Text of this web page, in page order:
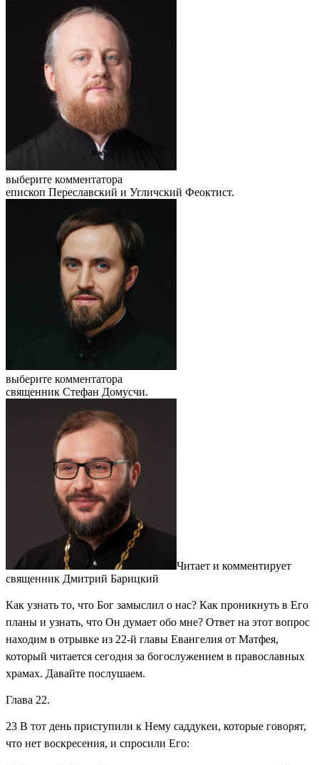
выберите комментатора
епископ Переславский и Угличский Феоктист.
выберите комментатора
священник Стефан Домусчи.
Читает и комментирует
священник Дмитрий Барицкий
Как узнать то, что Бог замыслил о нас? Как проникнуть в Его
планы и узнать, что Он думает обо мне? Ответ на этот вопрос
находим в отрывке из 22-й главы Евангелия от Матфея,
который читается сегодня за богослужением в православных
храмах. Давайте послушаем.
Глава 22.
23 В тот день приступили к Нему саддукеи, которые говорят,
что нет воскресения, и спросили Его: